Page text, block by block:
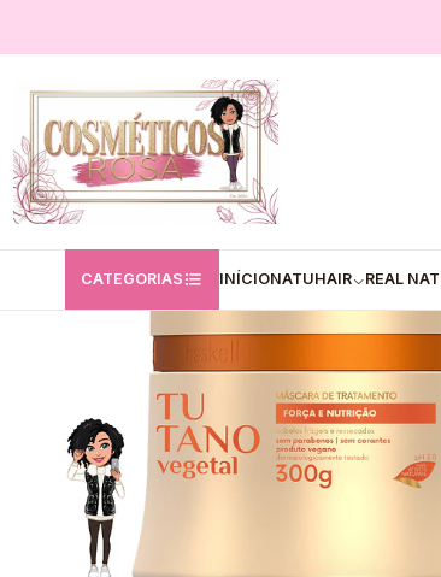
CATEGORIAS INÍCIONATUHAIR REAL